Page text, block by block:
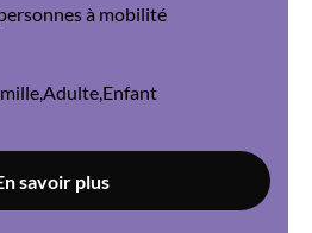
à mobilité
savoir plus